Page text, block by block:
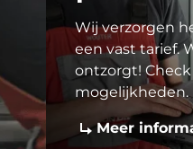
Wij verzorgen
een vast tarief.
ontzorgt!
mogelijkheden.
Meer